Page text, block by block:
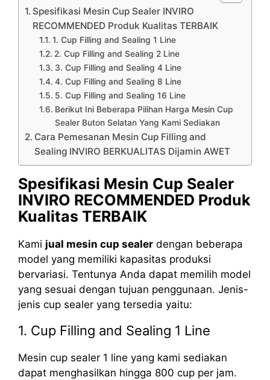
Spesifikasi Mesin Cup Sealer INVIRO
RECOMMENDED Produk Kualitas TERBAIK
1. Cup Filling and Sealing 1 Line
2. Cup Filling and Sealing 2 Line
3. Cup Filling and Sealing 4 Line
4. Cup Filling and Sealing 8 Line
5. Cup Filling and Sealing 16 Line
Berikut Ini Beberapa Pilihan Harga Mesin Cup
Sealer Buton Selatan Yang Kami Sediakan
Cara Pemesanan Mesin Cup Filling and
Sealing INVIRO BERKUALITAS Dijamin AWET
Spesifikasi Mesin Cup Sealer
INVIRO RECOMMENDED Produk
Kualitas TERBAIK
Kami jual mesin cup sealer dengan beberapa
model yang memiliki kapasitas produksi
bervariasi. Tentunya Anda dapat memilih model
yang sesuai dengan tujuan penggunaan. Jenis-
jenis cup sealer yang tersedia yaitu:
1. Cup Filling and Sealing 1 Line
Mesin cup sealer 1 line yang kami sediakan
dapat menghasilkan hingga 800 cup per jam.